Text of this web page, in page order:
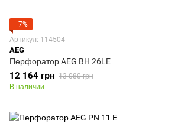
−7%
Артикул: 114504
AEG
Перфоратор AEG BH 26LE
12 164 грн 13 080 грн
В наличии